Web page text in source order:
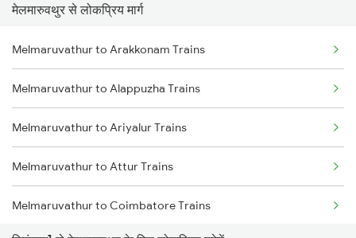
Chidambaram to Vijayawada Trains
Chidambaram to Kanyakumari Trains
Chidambaram to Chengalpattu Trains
Chidambaram to Cuddalore Trains
Chidambaram to Dindigul Trains
Chidambaram to Karaikudi Trains
मेलमारुवथुर से लोकप्रिय मार्ग
Melmaruvathur to Arakkonam Trains
Melmaruvathur to Alappuzha Trains
Melmaruvathur to Ariyalur Trains
Melmaruvathur to Attur Trains
Melmaruvathur to Coimbatore Trains